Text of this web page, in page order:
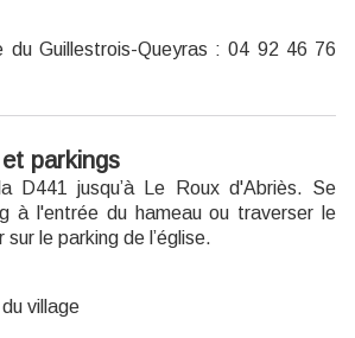
du Guillestrois-Queyras : 04 92 46 76
parkings
D441 jusqu’à Le Roux d'Abriès. Se
à l'entrée du hameau ou traverser le
le parking de l’église.
village